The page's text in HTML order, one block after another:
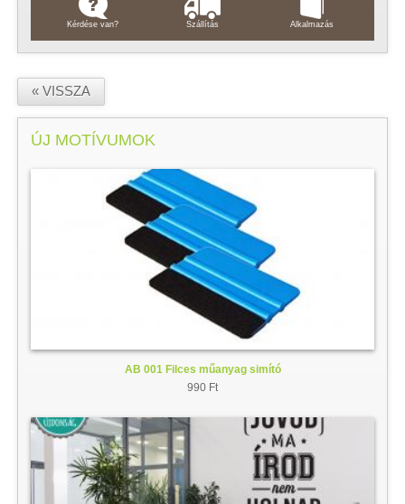
Kérdése van? Szállítás Alkalmazás
« VISSZA
ÚJ MOTÍVUMOK
AB 001 Filces műanyag simító
990 Ft